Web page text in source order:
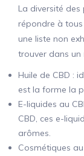
La diversité
répondre à tous
une liste non
trouver dans un
Huile de CBD :
est la forme la
E-liquides au
CBD, ces e-
arômes.
Cosmétiques